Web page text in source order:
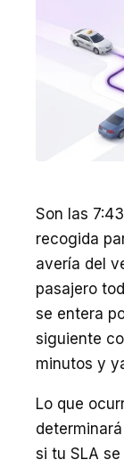
Son las
recogida
avería del
pasajero
se entera
siguiente
minutos y
Lo que
si tu SLA